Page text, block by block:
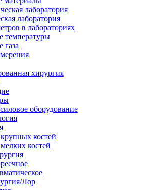
лаборатория
лаборатория
в лабораториях
температуры
газа
хирургия
оборудование
костей
костей
Лор